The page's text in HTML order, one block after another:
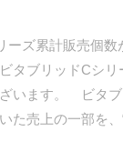
ズ累計販売個数
タブリッドCシ
います。
ビタブ
た売上の一部を、